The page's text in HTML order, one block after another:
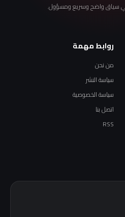
في سياق واضح وسريع ومسؤول.
روابط مهمة
من نحن
سياسة النشر
سياسة الخصوصية
اتصل بنا
RSS